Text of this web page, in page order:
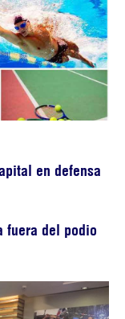
en defensa
fuera del podio